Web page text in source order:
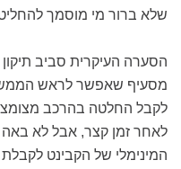
שלא ברור מי מוסמך
הסערה העיקרית סביב
מסעיף שאפשר לראש
לקבל החלטה בהרכב
לאחר זמן קצר, אבל לא
המינימלי של הקבינט